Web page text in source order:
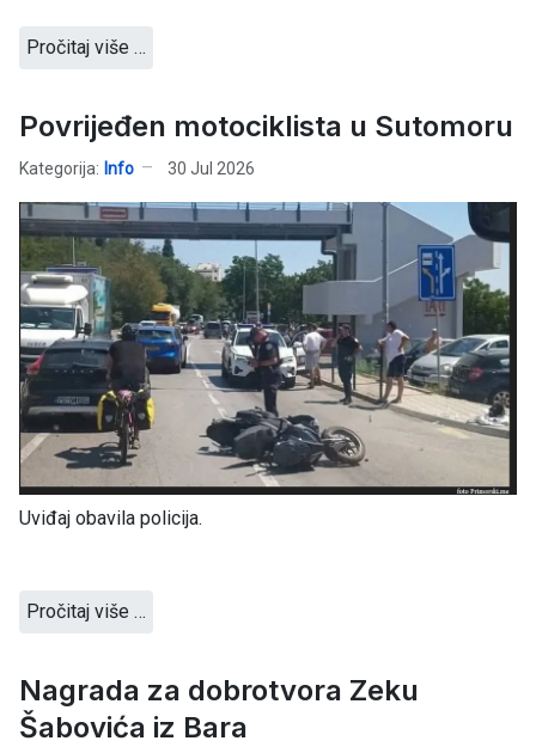
Pročitaj više …
Povrijeđen motociklista u Sutomoru
Kategorija: Info 30 Jul 2026
Uviđaj obavila policija.
Pročitaj više …
Nagrada za dobrotvora Zeku
Šabovića iz Bara